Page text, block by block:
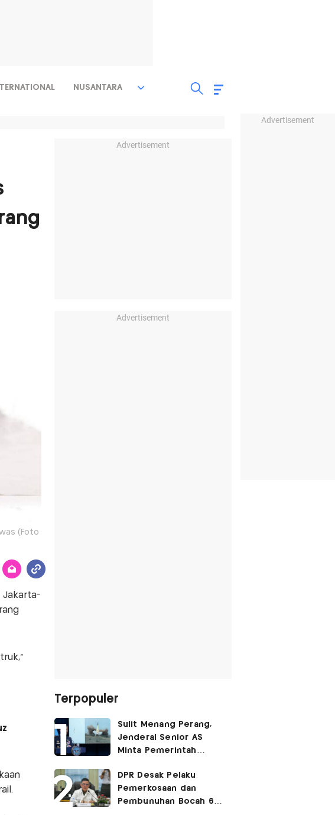
Advertisement
NUSANTARA
(Foto
Jakarta-
Advertisement
Advertisement
Terpopuler
Sulit Menang Perang,
Jenderal Senior AS
Minta Pemerintah
Lawan Iran
DPR Desak Pelaku
Pemerkosaan dan
Pembunuhan Bocah 6